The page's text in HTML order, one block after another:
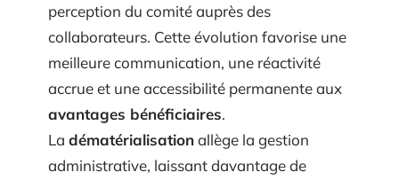
perception du comité auprès des
collaborateurs. Cette évolution favorise une
meilleure communication, une réactivité
accrue et une accessibilité permanente aux
avantages bénéficiaires.
La dématérialisationallège la gestion
administrative, laissant davantage de